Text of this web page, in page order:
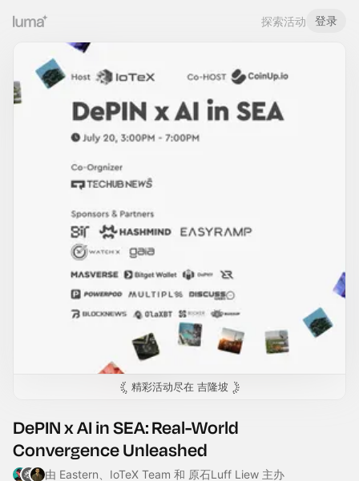
探索活动 登录
精彩活动尽在 吉隆坡
DePIN x AI in SEA: Real-World
Convergence Unleashed
由 Eastern、IoTeX Team 和 原石Luff Liew 主办